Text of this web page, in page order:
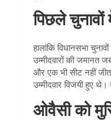
पिछले
हालांकि विधानसभा
उम्मीदवारों की जमानत
और एक भी सीट नहीं
उम्मीदवार विजयी हुए थे।
ओवैसी को